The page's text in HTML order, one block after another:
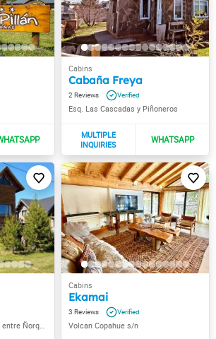
Cabaña Freya
2
Esq. Las Cascadas y Piñoneros
Ekamai
3
Volcan Copahue s/n